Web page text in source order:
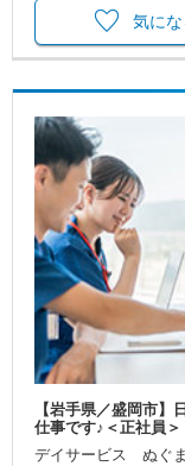
気にな
【岩手県／盛岡市
仕事です♪＜正社員＞
デイサービス ぬぐ